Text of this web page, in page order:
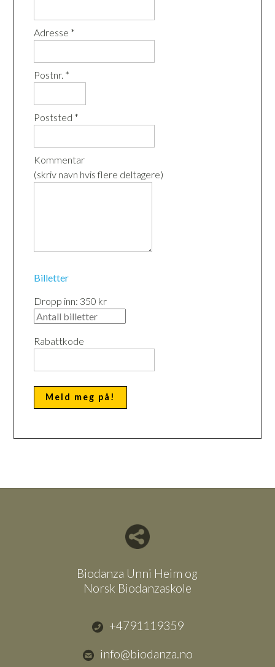
Adresse *
Postnr. *
Poststed *
Kommentar
(skriv navn hvis flere deltagere)
Billetter
Dropp inn: 350 kr
Rabattkode
Biodanza Unni Heim og
Norsk Biodanzaskole
+4791119359
info@biodanza.no